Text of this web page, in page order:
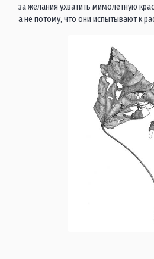
за желания ухватить мимолетную
а не потому, что они испытывают к